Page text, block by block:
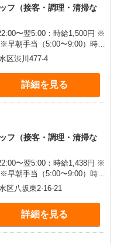
フ（接客・調理・清掃な
〜翌5:00：時給1,500円 ※
早朝手当（5:00〜9:00）時給
区渋川477-4
詳細を見る
フ（接客・調理・清掃な
〜翌5:00：時給1,438円 ※
早朝手当（5:00〜9:00）時給
区八坂東2-16-21
詳細を見る